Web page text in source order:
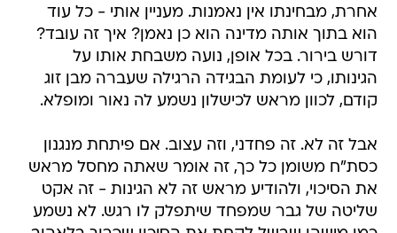
אחרת, מבחינתו אין נאמנות. מעניין אותי - כל עוד
הוא בתוך אותה מדינה הוא כן נאמן? איך זה עובד?
דורש בירור. בכל אופן, נועה משבחת אותו על
הגינותו, כי לעומת הבגידה הרגילה שעברה מבן זוג
קודם, לכוון מראש לכישלון נשמע לה נאור ומופלא.
אבל זה לא. זה פחדני, וזה עצוב. אם פיתחת מנגנון
כסת"ח משומן כל כך, זה אומר שאתה מחסל מראש
את הסיכוי, ולהודיע מראש זה לא הגינות - זה אקט
שליטה של גבר שמפחד שיתפלק לו רגש. לא נשמע